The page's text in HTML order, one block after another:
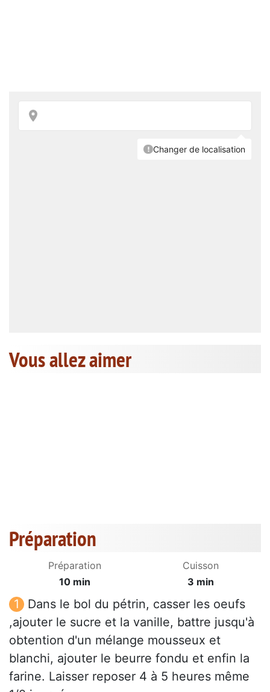
Vous allez aimer
Préparation
Préparation
10 min
Cuisson
3 min
Dans le bol du pétrin, casser les oeufs
,ajouter le sucre et la vanille, battre jusqu'à
obtention d'un mélange mousseux et
blanchi, ajouter le beurre fondu et enfin la
farine. Laisser reposer 4 à 5 heures même